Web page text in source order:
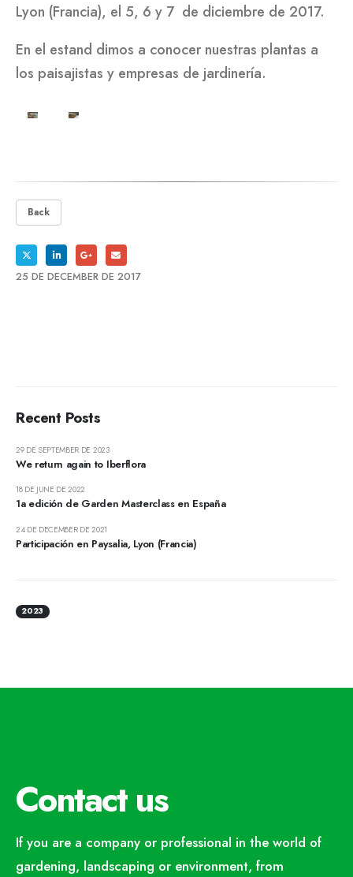
Lyon (Francia), el 5, 6 y 7 de diciembre de 2017.
En el estand dimos a conocer nuestras plantas a
los paisajistas y empresas de jardinería.
Back
25 DE DECEMBER DE 2017
Recent Posts
We return again to Iberflora
29 DE SEPTEMBER DE 2023
1a edición de Garden Masterclass en España
18 DE JUNE DE 2022
Participación en Paysalia, Lyon (Francia)
24 DE DECEMBER DE 2021
2023
Contact us
If you are a company or professional in the world of
gardening, landscaping or environment, from